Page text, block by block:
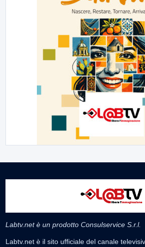
Labtv.net è un prodotto Consulservice S.r.l.
Labtv.net è il sito ufficiale del canale